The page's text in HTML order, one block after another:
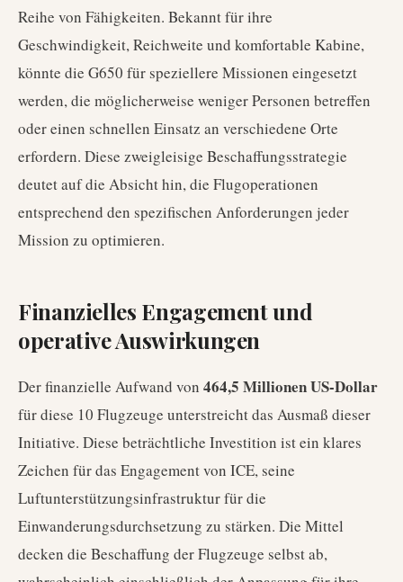
Reihe von Fähigkeiten. Bekannt für ihre
Geschwindigkeit, Reichweite und komfortable Kabine,
könnte die G650 für speziellere Missionen eingesetzt
werden, die möglicherweise weniger Personen betreffen
oder einen schnellen Einsatz an verschiedene Orte
erfordern. Diese zweigleisige Beschaffungsstrategie
deutet auf die Absicht hin, die Flugoperationen
entsprechend den spezifischen Anforderungen jeder
Mission zu optimieren.
Finanzielles Engagement und
operative Auswirkungen
Der finanzielle Aufwand von 464,5 Millionen US-Dollar
für diese 10 Flugzeuge unterstreicht das Ausmaß dieser
Initiative. Diese beträchtliche Investition ist ein klares
Zeichen für das Engagement von ICE, seine
Luftunterstützungsinfrastruktur für die
Einwanderungsdurchsetzung zu stärken. Die Mittel
decken die Beschaffung der Flugzeuge selbst ab,